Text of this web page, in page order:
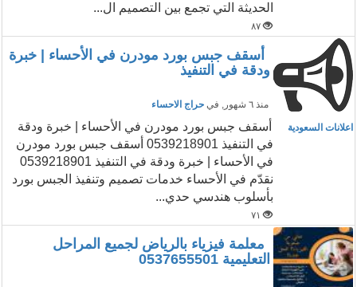
الحديثة التي تجمع بين التصميم ال...
٨٧
أسقف جبس بورد مودرن في الأحساء | خبرة
ودقة في التنفيذ
منذ ٦ شهور , في حراج الاحساء
اعلانات السعودية
أسقف جبس بورد مودرن في الأحساء | خبرة ودقة
في التنفيذ 0539218901 أسقف جبس بورد مودرن
في الأحساء | خبرة ودقة في التنفيذ 0539218901
نقدّم في الأحساء خدمات تصميم وتنفيذ الجبس بورد
بأسلوب هندسي حدي...
٧١
معلمة فيزياء بالرياض لجميع المراحل
التعليمية 0537655501